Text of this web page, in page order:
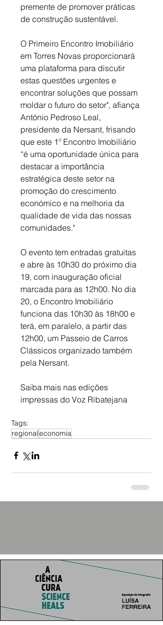
premente de promover práticas
de construção sustentável.
O Primeiro Encontro Imobiliário
em Torres Novas proporcionará
uma plataforma para discutir
estas questões urgentes e
encontrar soluções que possam
moldar o futuro do setor", afiança
António Pedroso Leal,
presidente da Nersant, frisando
que este 1º Encontro Imobiliário
“é uma oportunidade única para
destacar a importância
estratégica deste setor na
promoção do crescimento
económico e na melhoria da
qualidade de vida das nossas
comunidades."
O evento tem entradas gratuitas
e abre às 10h30 do próximo dia
19, com inauguração oficial
marcada para as 12h00. No dia
20, o Encontro Imobiliário
funciona das 10h30 às 18h00 e
terá, em paralelo, a partir das
12h00, um Passeio de Carros
Clássicos organizado também
pela Nersant.
Saiba mais nas edições
impressas do Voz Ribatejana
Tags:
regionaleconomia